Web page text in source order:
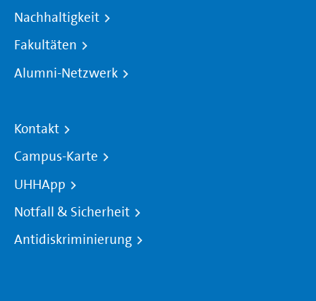
Nachhaltigkeit
Fakultäten
Alumni-Netzwerk
Kontakt
Campus-Karte
UHHApp
Notfall & Sicherheit
Antidiskriminierung